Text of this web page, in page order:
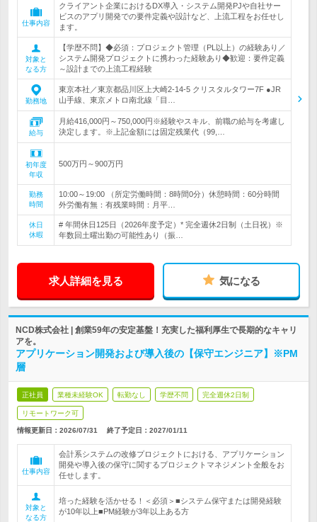
仕事内容
クライアント企業におけるDX導入・システム開発PJや自社サー
ビスのアプリ開発での要件定義や設計など、上流工程をお任せし
ます。
対象と
なる方
【学歴不問】◆必須：プロジェクト管理（PL以上）の経験あり／
システム開発プロジェクトに携わった経験あり◆歓迎：要件定義
～設計までの上流工程経験
勤務地
東京本社／東京都品川区上大崎2-14-5 クリスタルタワー7F ●JR
山手線、東京メトロ南北線「目…
給与
月給416,000円～750,000円※経験やスキル、前職の給与を考慮し
決定します。※上記金額には固定残業代（99,…
初年度
年収
500万円～900万円
勤務
時間
10:00～19:00 （所定労働時間：8時間0分）休憩時間：60分時間
外労働有無：有残業時間：月平…
休日
休暇
# 年間休日125日（2026年度予定）* 完全週休2日制（土日祝）※
年数回土曜出勤の可能性あり（振…
求人詳細を見る 気になる
NCD株式会社 | 創業59年の安定基盤！充実した福利厚生で長期的なキャリ
アを。
アプリケーション開発および導入後の【保守エンジニア】※PM
層
正社員 業種未経験OK 転勤なし 学歴不問 完全週休2日制
リモートワーク可
情報更新日：2026/07/31 終了予定日： 2027/01/11
仕事内容
会計系システムの改修プロジェクトにおける、アプリケーション
開発や導入後の保守に関するプロジェクトマネジメント全般をお
任せします。
対象と
なる方
培った経験を活かせる！＜必須＞■システム保守または開発経験
が10年以上■PM経験が3年以上ある方